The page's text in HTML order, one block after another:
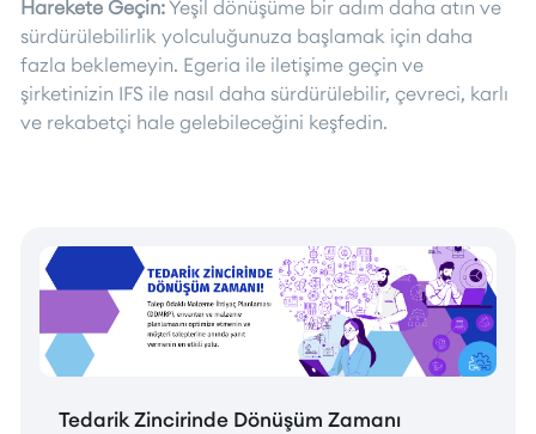
Harekete Geçin:Yeşil dönüşüme bir adım daha atın ve
sürdürülebilirlik yolculuğunuza başlamak için daha
fazla beklemeyin. Egeria ile iletişime geçin ve
şirketinizin IFS ile nasıl daha sürdürülebilir, çevreci, karlı
ve rekabetçi hale gelebileceğini keşfedin.
Tedarik Zincirinde Dönüşüm Zamanı